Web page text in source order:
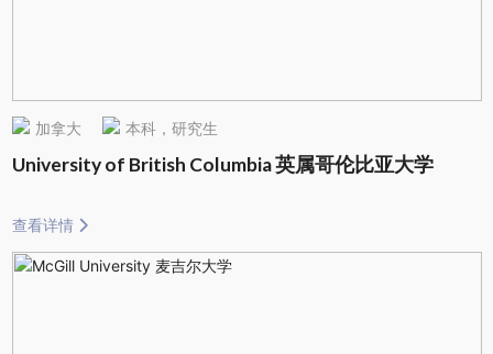
加拿大 本科，研究生
University of British Columbia 英属哥伦比亚大学
查看详情